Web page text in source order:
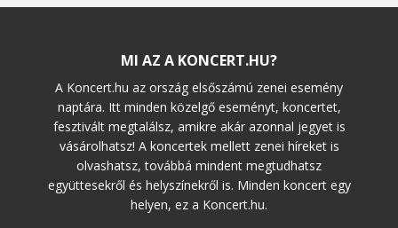
MI AZ A KONCERT.HU?
A Koncert.hu az ország elsőszámú zenei esemény
naptára. Itt minden közelgő eseményt, koncertet,
fesztivált megtalálsz, amikre akár azonnal jegyet is
vásárolhatsz! A koncertek mellett zenei híreket is
olvashatsz, továbbá mindent megtudhatsz
együttesekről és helyszínekről is. Minden koncert egy
helyen, ez a Koncert.hu.